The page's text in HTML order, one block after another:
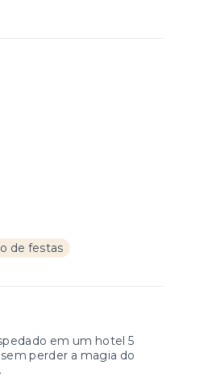
de festas
em um hotel 5
perder a magia do